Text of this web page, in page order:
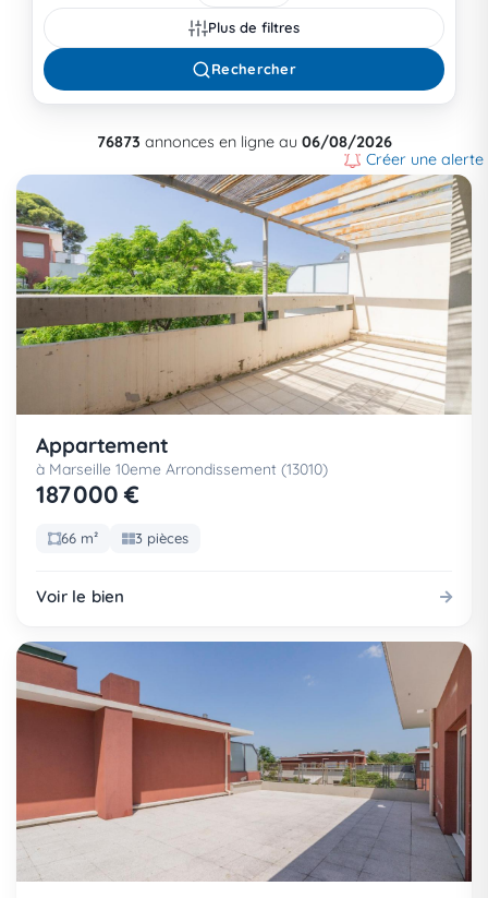
Plus de filtres
Rechercher
76873 annonces en ligne au 06/08/2026
Créer une alerte
Appartement
à Marseille 10eme Arrondissement (13010)
187 000 €
66 m² 3 pièces
Voir le bien